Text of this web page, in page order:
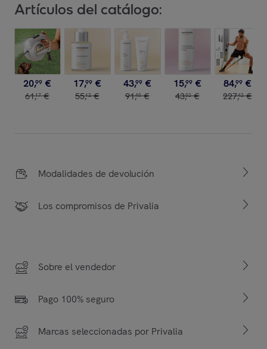
Artículos del catálogo:
20,99 €
61,17 €
17,99 €
55,12 €
43,99 €
91,40 €
15,99 €
43,02 €
84,99 €
227,42 €
Modalidades de devolución
Los compromisos de Privalia
Sobre el vendedor
Pago 100% seguro
Marcas seleccionadas por Privalia